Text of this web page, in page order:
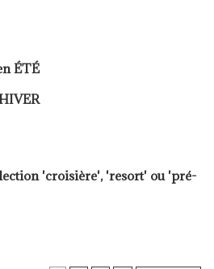
ÉTÉ
'croisière', 'resort' ou 'pré-